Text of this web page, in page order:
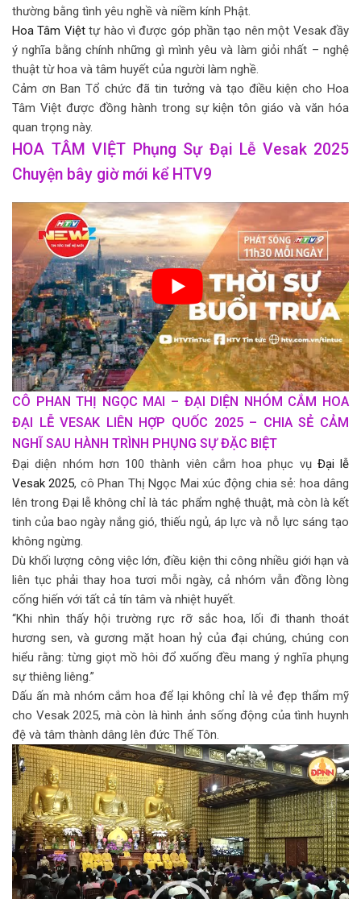
thường bằng tình yêu nghề và niềm kính Phật.
Hoa Tâm Việttự hào vì được góp phần tạo nên một Vesak đầy
ý nghĩa bằng chính những gì mình yêu và làm giỏi nhất – nghệ
thuật từ hoa và tâm huyết của người làm nghề.
Cảm ơn Ban Tổ chức đã tin tưởng và tạo điều kiện cho Hoa
Tâm Việt được đồng hành trong sự kiện tôn giáo và văn hóa
quan trọng này.
HOA TÂM VIỆT Phụng Sự Đại Lễ Vesak 2025
Chuyện bây giờ mới kể HTV9
CÔ PHAN THỊ NGỌC MAI – ĐẠI DIỆN NHÓM CẮM HOA
ĐẠI LỄ VESAK LIÊN HỢP QUỐC 2025 – CHIA SẺ CẢM
NGHĨ SAU HÀNH TRÌNH PHỤNG SỰ ĐẶC BIỆT
Đại diện nhóm hơn 100 thành viên cắm hoa phục vụ Đại lễ
Vesak 2025, cô Phan Thị Ngọc Mai xúc động chia sẻ: hoa dâng
lên trong Đại lễ không chỉ là tác phẩm nghệ thuật, mà còn là kết
tinh của bao ngày nắng gió, thiếu ngủ, áp lực và nỗ lực sáng tạo
không ngừng.
Dù khối lượng công việc lớn, điều kiện thi công nhiều giới hạn và
liên tục phải thay hoa tươi mỗi ngày, cả nhóm vẫn đồng lòng
cống hiến với tất cả tín tâm và nhiệt huyết.
“Khi nhìn thấy hội trường rực rỡ sắc hoa, lối đi thanh thoát
hương sen, và gương mặt hoan hỷ của đại chúng, chúng con
hiểu rằng: từng giọt mồ hôi đổ xuống đều mang ý nghĩa phụng
sự thiêng liêng.”
Dấu ấn mà nhóm cắm hoa để lại không chỉ là vẻ đẹp thẩm mỹ
cho Vesak 2025, mà còn là hình ảnh sống động của tình huynh
đệ và tâm thành dâng lên đức Thế Tôn.
Trình
chơi
Video